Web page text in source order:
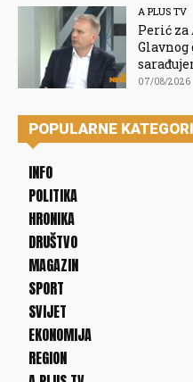
A PLUS TV
Perić
07/08/2026
POPULARNE
INFO
POLITIKA
HRONIKA
DRUŠTVO
MAGAZIN
SPORT
SVIJET
EKONOMIJA
REGION